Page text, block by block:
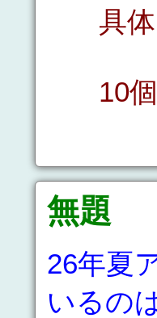
具
10
無題
26年夏
いるの